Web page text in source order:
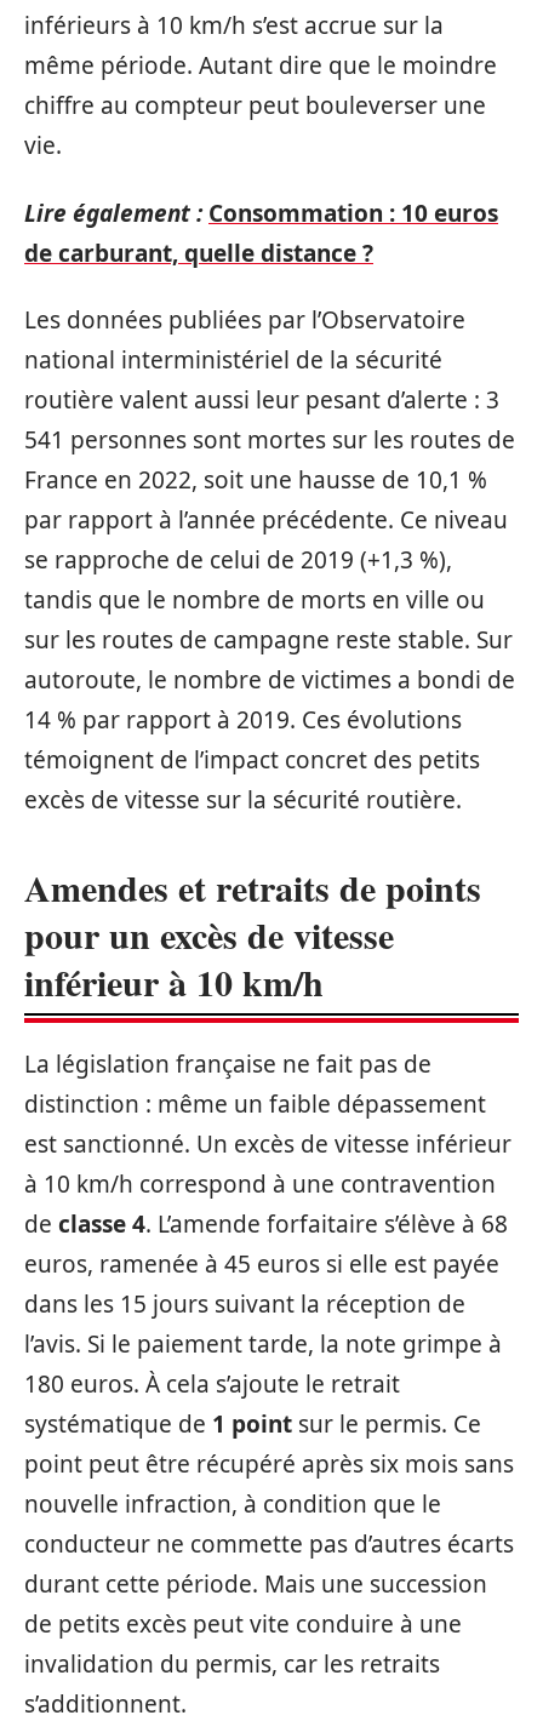
inférieurs à 10 km/h s’est accrue sur la
même période. Autant dire que le moindre
chiffre au compteur peut bouleverser une
vie.
Lire également : Consommation : 10 euros
de carburant, quelle distance ?
Les données publiées par l’Observatoire
national interministériel de la sécurité
routière valent aussi leur pesant d’alerte : 3
541 personnes sont mortes sur les routes de
France en 2022, soit une hausse de 10,1 %
par rapport à l’année précédente. Ce niveau
se rapproche de celui de 2019 (+1,3 %),
tandis que le nombre de morts en ville ou
sur les routes de campagne reste stable. Sur
autoroute, le nombre de victimes a bondi de
14 % par rapport à 2019. Ces évolutions
témoignent de l’impact concret des petits
excès de vitesse sur la sécurité routière.
Amendes et retraits de points
pour un excès de vitesse
inférieur à 10 km/h
La législation française ne fait pas de
distinction : même un faible dépassement
est sanctionné. Un excès de vitesse inférieur
à 10 km/h correspond à une contravention
de classe 4. L’amende forfaitaire s’élève à 68
euros, ramenée à 45 euros si elle est payée
dans les 15 jours suivant la réception de
l’avis. Si le paiement tarde, la note grimpe à
180 euros. À cela s’ajoute le retrait
systématique de 1 point sur le permis. Ce
point peut être récupéré après six mois sans
nouvelle infraction, à condition que le
conducteur ne commette pas d’autres écarts
durant cette période. Mais une succession
de petits excès peut vite conduire à une
invalidation du permis, car les retraits
s’additionnent.